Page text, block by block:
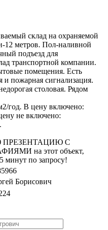
склад на охраняемой
12 метров. Пол-наливной
подъезд для
транспортной компании.
помещения. Есть
пожарная сигнализация.
столовая. Рядом
год. В цену включено:
не включено:
ПРЕЗЕНТАЦИЮ С
на этот объект,
минут по запросу!
Борисович